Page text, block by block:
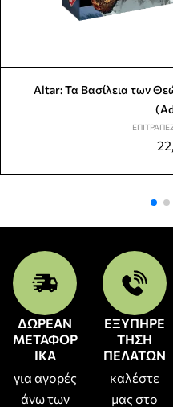
Altar: Τα Βασίλεια των
ΔΩΡΕΑΝ
ΜΕΤΑΦΟΡ
ΙΚΑ
για αγορές
άνω των
ΕΞΥΠΗΡΕ
ΤΗΣΗ
ΠΕΛΑΤΩΝ
καλέστε
μας στο